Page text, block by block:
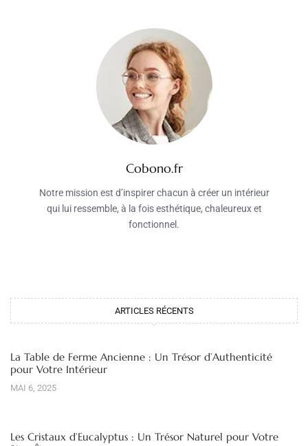
Cobono.fr
Notre mission est d’inspirer chacun à créer un intérieur
qui lui ressemble, à la fois esthétique, chaleureux et
fonctionnel.
ARTICLES RÉCENTS
La Table de Ferme Ancienne : Un Trésor d’Authenticité
pour Votre Intérieur
MAI 6, 2025
Les Cristaux d’Eucalyptus : Un Trésor Naturel pour Votre